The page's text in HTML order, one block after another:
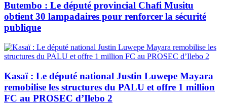
Butembo : Le député provincial Chafi Musitu
obtient 30 lampadaires pour renforcer la sécurité
publique
Kasaï : Le député national Justin Luwepe Mayara
remobilise les structures du PALU et offre 1 million
FC au PROSEC d’Ilebo 2